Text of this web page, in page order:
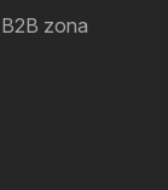
B2B zona